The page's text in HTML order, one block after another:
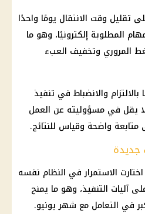
تقليل وقت الانتقال يومًا واحدًا
المطلوبة إلكترونيًا، وهو ما
المروري وتخفيف العبء
والانضباط في تنفيذ
يقل في مسؤوليته عن العمل
واضحة وقياس للنتائج.
جديدة
اختارت الاستمرار في النظام نفسه
آليات التنفيذ، وهو ما يمنح
في التعامل مع شهر يونيو.